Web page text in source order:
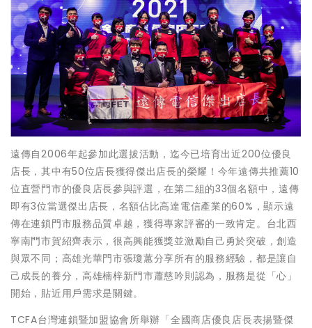
遠傳自2006年起參加此選拔活動，迄今已培育出近200位優良
店長，其中有50位店長獲得傑出店長的榮耀！今年遠傳共推薦10
位直營門市的優良店長參與評選，在第二組的33個名額中，遠傳
即有3位當選傑出店長，名額佔比高達電信產業的60%，顯示遠
傳在連鎖門市服務品質卓越，獲得專家評審的一致肯定。台北西
寧南門市賀紹齊表示，很高興能獲獎並激勵自己勇於突破，創造
與眾不同；高雄光華門市張瓊蕙分享所有的服務經驗，都是讓自
己成長的養分，高雄楠梓新門市蕭慈吟則認為，服務是從「心」
開始，貼近用戶需求是關鍵。
TCFA台灣連鎖暨加盟協會所舉辦「全國商店優良店長表揚暨傑